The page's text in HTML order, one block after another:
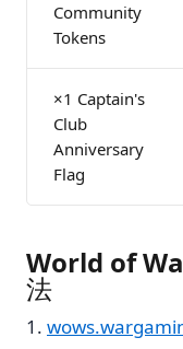
Community
Tokens
×1 Captain's
Club
Anniversary
Flag
World of
法